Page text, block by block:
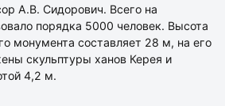
А.В. Сидорович. Всего на
порядка 5000 человек. Высота
монумента составляет 28 м, на его
скульптуры ханов Керея и
4,2 м.